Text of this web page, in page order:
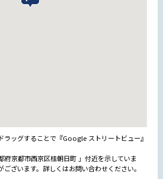
ラッグすることで『Google ストリートビュー』
京都市西京区桂朝日町 」付近を示していま
ざいます。詳しくはお問い合わせください。